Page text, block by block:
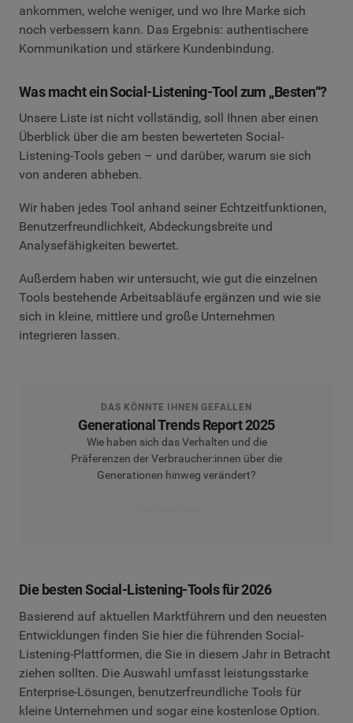
ankommen, welche weniger, und wo Ihre Marke sich
noch verbessern kann. Das Ergebnis: authentischere
Kommunikation und stärkere Kundenbindung.
Was macht ein Social-Listening-Tool zum „Besten“?
Unsere Liste ist nicht vollständig, soll Ihnen aber einen
Überblick über die am besten bewerteten Social-
Listening-Tools geben – und darüber, warum sie sich
von anderen abheben.
Wir haben jedes Tool anhand seiner Echtzeitfunktionen,
Benutzerfreundlichkeit, Abdeckungsbreite und
Analysefähigkeiten bewertet.
Außerdem haben wir untersucht, wie gut die einzelnen
Tools bestehende Arbeitsabläufe ergänzen und wie sie
sich in kleine, mittlere und große Unternehmen
integrieren lassen.
DAS KÖNNTE IHNEN GEFALLEN
Generational Trends Report 2025
Wie haben sich das Verhalten und die
Präferenzen der Verbraucher:innen über die
Generationen hinweg verändert?
Die besten Social-Listening-Tools für 2026
Basierend auf aktuellen Marktführern und den neuesten
Entwicklungen finden Sie hier die führenden Social-
Listening-Plattformen, die Sie in diesem Jahr in Betracht
ziehen sollten. Die Auswahl umfasst leistungsstarke
Enterprise-Lösungen, benutzerfreundliche Tools für
kleine Unternehmen und sogar eine kostenlose Option.